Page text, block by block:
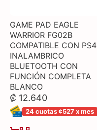
GAME PAD EAGLE
WARRIOR FG02B
COMPATIBLE CON PS4
INALAMBRICO
BLUETOOTH CON
FUNCIÓN COMPLETA
BLANCO
₡ 12.640
24 cuotas ¢527 x mes